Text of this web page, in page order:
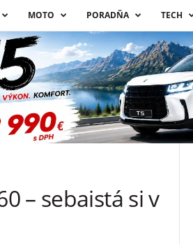
MOTO PORADŇA TECH
– sebaistá si v